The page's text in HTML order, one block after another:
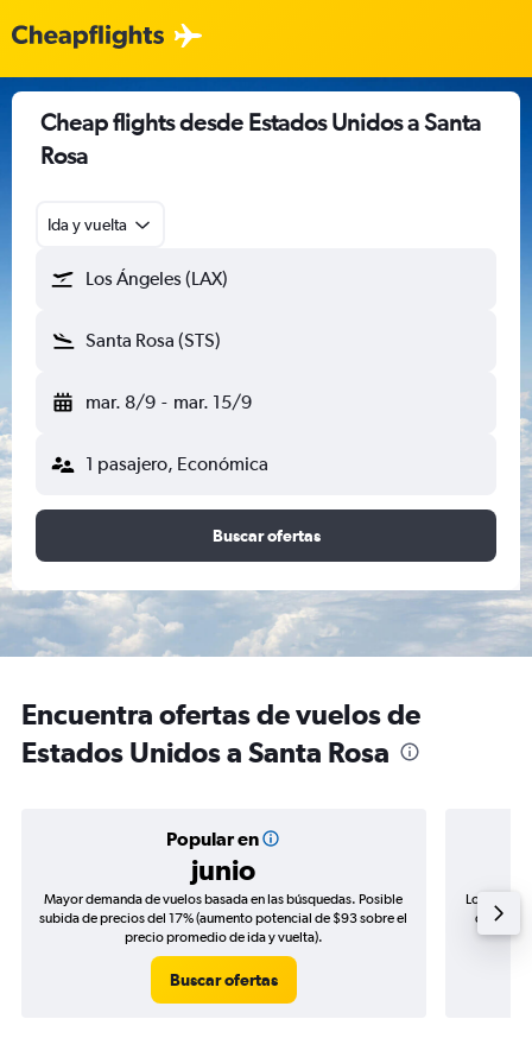
Cheap flights desde Estados Unidos a Santa
Rosa
Ida y vuelta
Los Ángeles (LAX)
Santa Rosa (STS)
mar. 8/9 - mar. 15/9
1 pasajero, Económica
Buscar ofertas
Encuentra ofertas de vuelos de
Estados Unidos a Santa Rosa
Popular en
junio
Mayor demanda de vuelos basada en las búsquedas. Posible
subida de precios del 17% (aumento potencial de $93 sobre el
precio promedio de ida y vuelta).
Buscar ofertas
Los
de